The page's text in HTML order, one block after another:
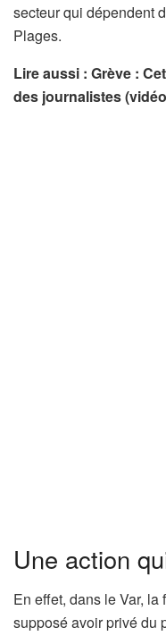
secteur qui dépendent
Plages.
Lire aussi : Grève :
des journalistes
Une action
En effet, dans le Var,
supposé avoir privé du